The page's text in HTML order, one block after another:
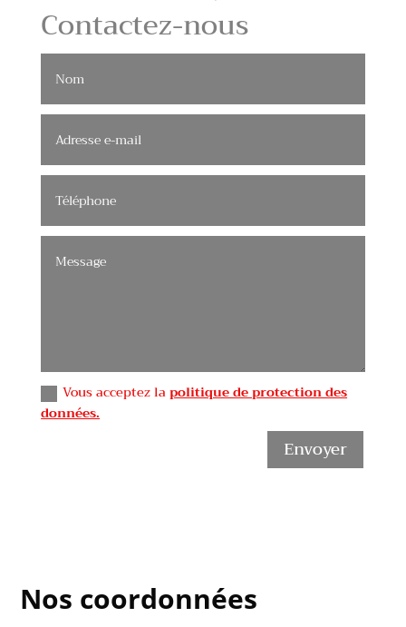
Contactez-nous
Vous acceptez lapolitique de protection des
données.
Envoyer
Nos coordonnées